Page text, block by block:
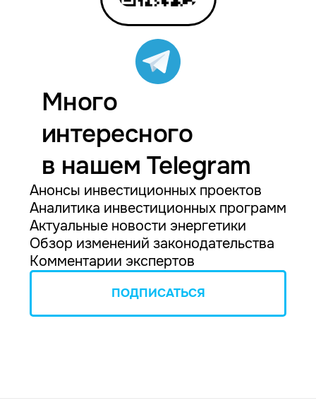
Много
интересного
в нашем Telegram
Анонсы инвестиционных проектов
Аналитика инвестиционных программ
Актуальные новости энергетики
Обзор изменений законодательства
Комментарии экспертов
ПОДПИСАТЬСЯ